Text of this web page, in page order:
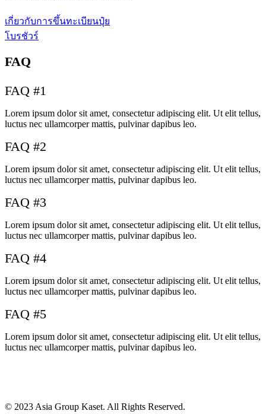
เกี่ยวกับการขึ้นทะเบียนปุ๋ย
โบรชัวร์
FAQ
FAQ #1
Lorem ipsum dolor sit amet, consectetur adipiscing elit. Ut elit tellus,
luctus nec ullamcorper mattis, pulvinar dapibus leo.
FAQ #2
Lorem ipsum dolor sit amet, consectetur adipiscing elit. Ut elit tellus,
luctus nec ullamcorper mattis, pulvinar dapibus leo.
FAQ #3
Lorem ipsum dolor sit amet, consectetur adipiscing elit. Ut elit tellus,
luctus nec ullamcorper mattis, pulvinar dapibus leo.
FAQ #4
Lorem ipsum dolor sit amet, consectetur adipiscing elit. Ut elit tellus,
luctus nec ullamcorper mattis, pulvinar dapibus leo.
FAQ #5
Lorem ipsum dolor sit amet, consectetur adipiscing elit. Ut elit tellus,
luctus nec ullamcorper mattis, pulvinar dapibus leo.
© 2023 Asia Group Kaset. All Rights Reserved.